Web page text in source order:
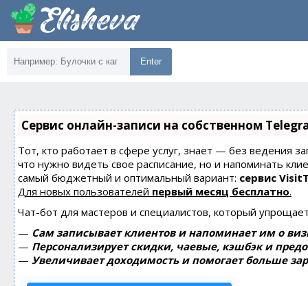
Enter
Сервис онлайн-записи на собственном
Тот, кто работает в сфере услуг, знает — без ведения
что нужно видеть свое расписание, но и напоминать
самый бюджетный и оптимальный вариант: сервис
Для новых пользователей первый месяц бесплатно.
Чат-бот для мастеров и специалистов, который
— Сам записывает клиентов и напоминает им о
— Персонализирует скидки, чаевые, кэшбэк и
— Увеличивает доходимость и помогает больше